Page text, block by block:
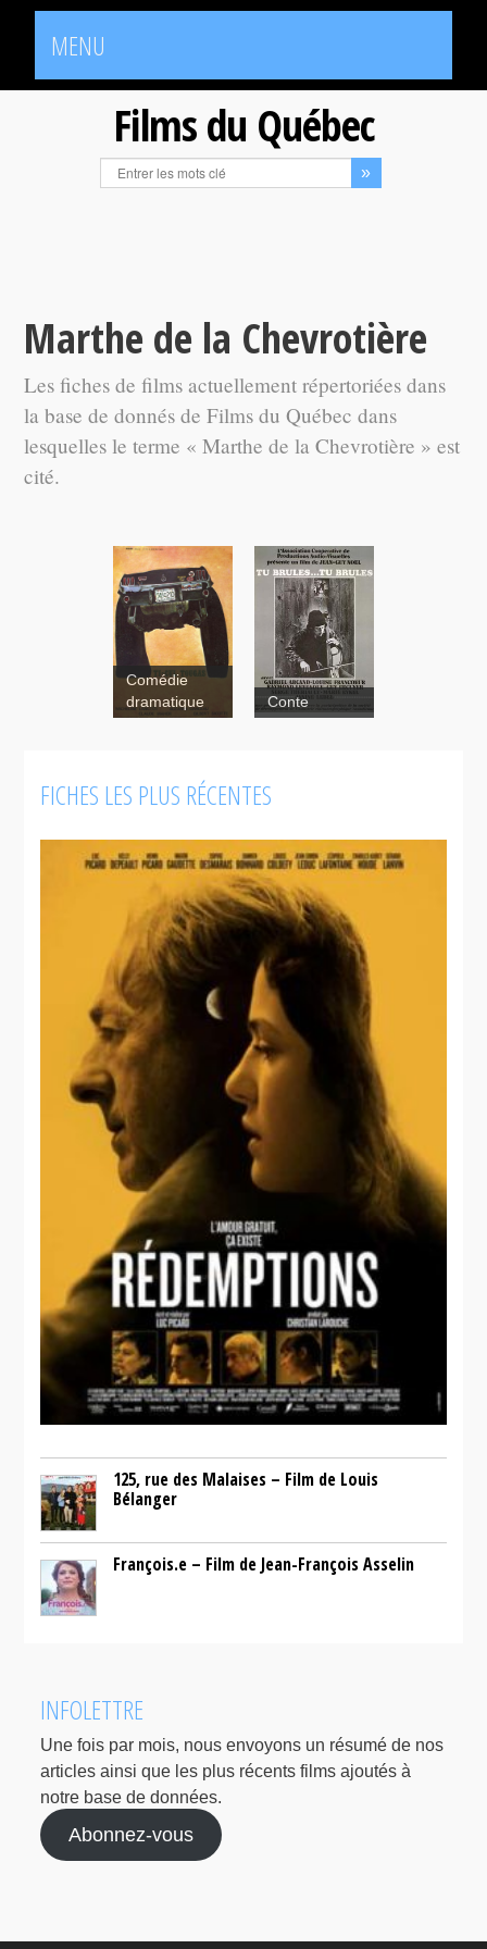
MENU
Films du Québec
Marthe de la Chevrotière
Les fiches de films actuellement répertoriées dans
la base de donnés de Films du Québec dans
lesquelles le terme « Marthe de la Chevrotière » est
cité.
Comédie
dramatique
Conte
FICHES LES PLUS RÉCENTES
125, rue des Malaises – Film de Louis
Bélanger
François.e – Film de Jean-François Asselin
INFOLETTRE
Une fois par mois, nous envoyons un résumé de nos
articles ainsi que les plus récents films ajoutés à
notre base de données.
Abonnez-vous